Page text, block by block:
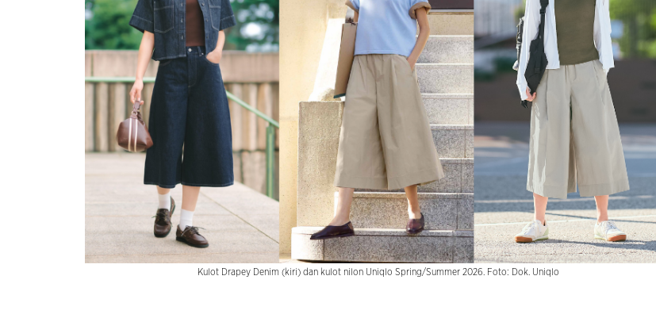
Kulot Drapey Denim (kiri) dan kulot nilon Uniqlo Spring/Summer 2026. Foto: Dok. Uniqlo